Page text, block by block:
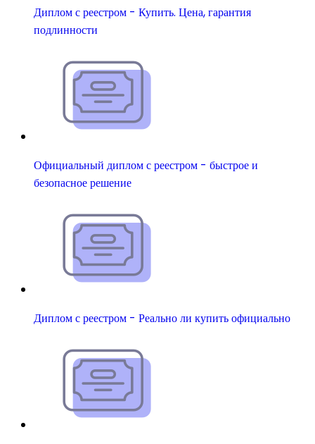
Диплом с реестром - Купить. Цена, гарантия
подлинности
Официальный диплом с реестром - быстрое и
безопасное решение
Диплом с реестром - Реально ли купить официально